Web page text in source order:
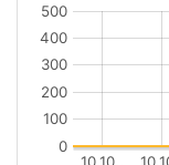
0
100
200
300
400
500